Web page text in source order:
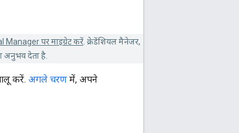
Manager पर माइग्रेट करें . क्रेडेंशियल मैनेजर,
अनुभव देता है.
करें. अगले चरण में, अपने